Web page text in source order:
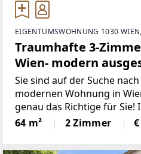
EIGENTUMSWOHNUNG 1030
Traumhafte 3-
Wien- modern
bezugsbereit!
Sie sind auf der Suche
modernen Wohnung in
genau das Richtige für Sie!
begehrtesten Gegenden
Hauptstadt, befindet sich
64 m² 2 Zimmer